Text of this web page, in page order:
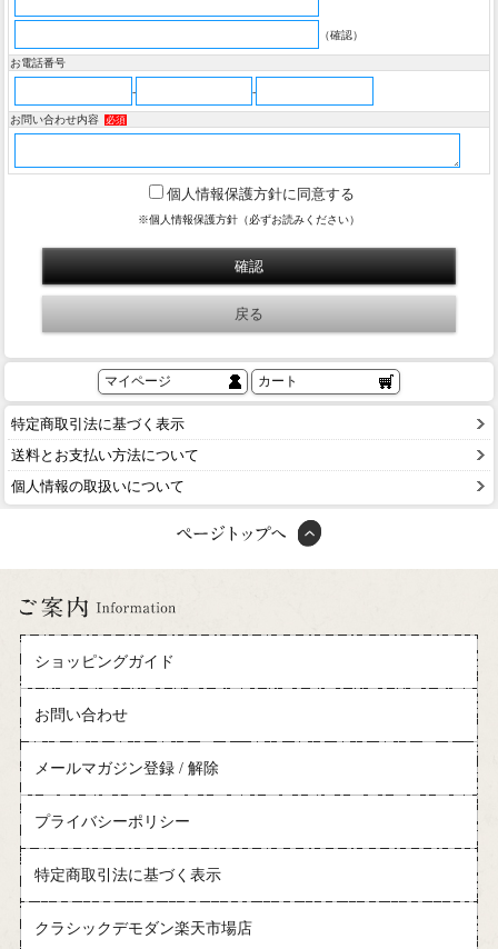
（確認）
お電話番号
- -
お問い合わせ内容 必須
個人情報保護方針に同意する
※個人情報保護方針（必ずお読みください）
マイページ カート
特定商取引法に基づく表示
送料とお支払い方法について
個人情報の取扱いについて
ショッピングガイド
お問い合わせ
メールマガジン登録 / 解除
プライバシーポリシー
特定商取引法に基づく表示
クラシックデモダン楽天市場店